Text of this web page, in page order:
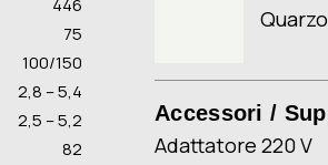
446
75
100/150
2,8 – 5,4
2,5 – 5,2
82
Quarzo
Accessori /
Adattatore 220 V